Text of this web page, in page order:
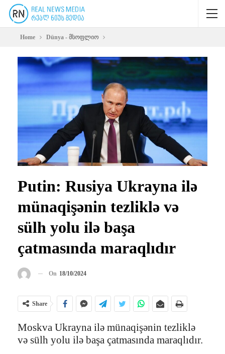
Home Dünya - მსოფლიო
Putin: Rusiya Ukrayna ilə
münaqişənin tezliklə və
sülh yolu ilə başa
çatmasında maraqlıdır
On 18/10/2024
Share
Moskva Ukrayna ilə münaqişənin tezliklə
və sülh yolu ilə başa çatmasında maraqlıdır.